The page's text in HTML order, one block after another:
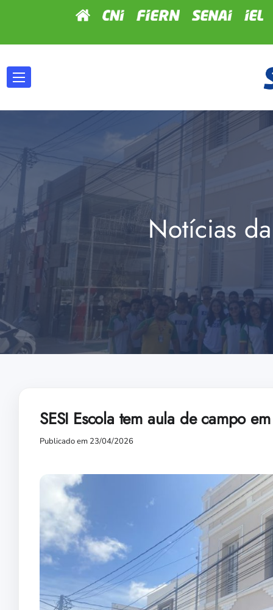
Notícias
SESI Escola tem aula de campo
Publicado em 23/04/2026